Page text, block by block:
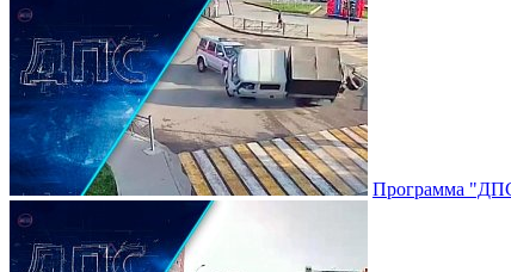
Программа